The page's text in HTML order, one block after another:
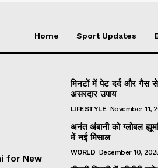
Home Sport Updates
for New
मिनटों में पेट दर्द और गैस से
असरदार उपाय
LIFESTYLE November 11,
अनंत अंबानी को ग्लोबल
में नई मिसाल
WORLD December 10,